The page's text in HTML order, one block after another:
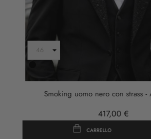
Smoking uomo nero con strass -
417,00 €
CARRELLO